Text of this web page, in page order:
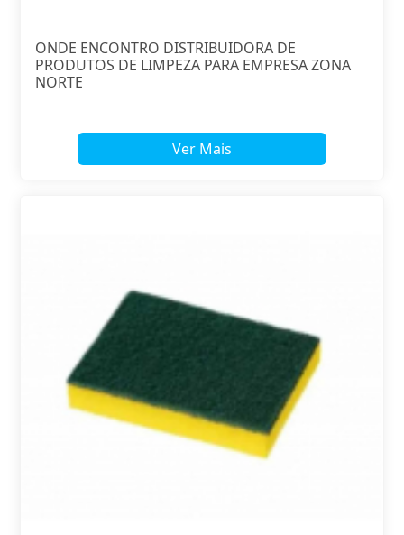
ONDE ENCONTRO DISTRIBUIDORA DE
PRODUTOS DE LIMPEZA PARA EMPRESA ZONA
NORTE
Ver Mais